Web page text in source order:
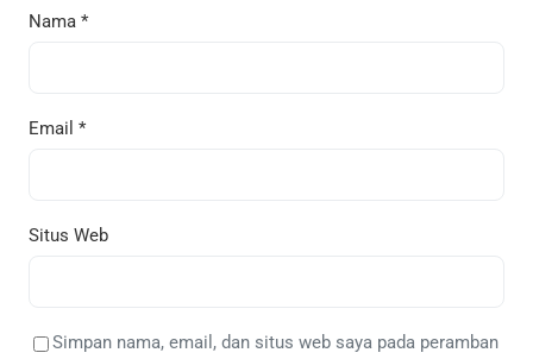
Nama *
Email *
Situs Web
Simpan nama, email, dan situs web saya pada peramban